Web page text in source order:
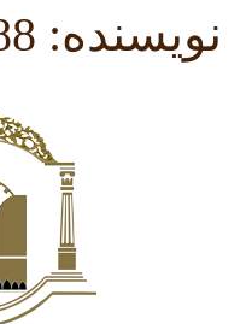
نویسنده: